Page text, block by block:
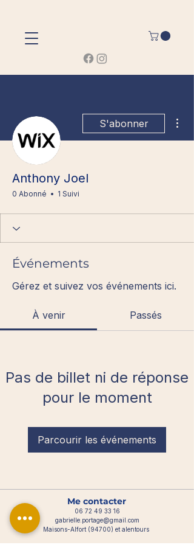
S'abonner
Anthony Joel
0 Abonné 1 Suivi
Événements
Gérez et suivez vos événements ici.
À venir Passés
Pas de billet ni de réponse
pour le moment
Parcourir les événements
Me contacter
06 72 49 33 16
gabrielle.portage@gmail.com
Maisons-Alfort (94700) et alentours